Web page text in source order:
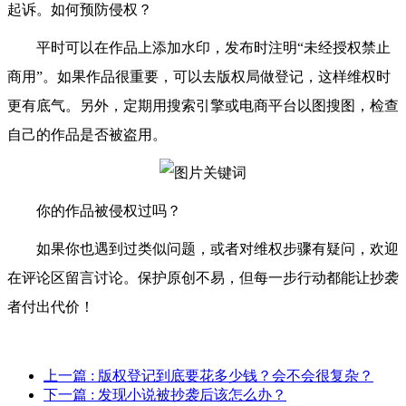
起诉。如何预防侵权？
平时可以在作品上添加水印，发布时注明“未经授权禁止
商用”。如果作品很重要，可以去版权局做登记，这样维权时
更有底气。另外，定期用搜索引擎或电商平台以图搜图，检查
自己的作品是否被盗用。
你的作品被侵权过吗？
如果你也遇到过类似问题，或者对维权步骤有疑问，欢迎
在评论区留言讨论。保护原创不易，但每一步行动都能让抄袭
者付出代价！
上一篇 : 版权登记到底要花多少钱？会不会很复杂？
下一篇 : 发现小说被抄袭后该怎么办？